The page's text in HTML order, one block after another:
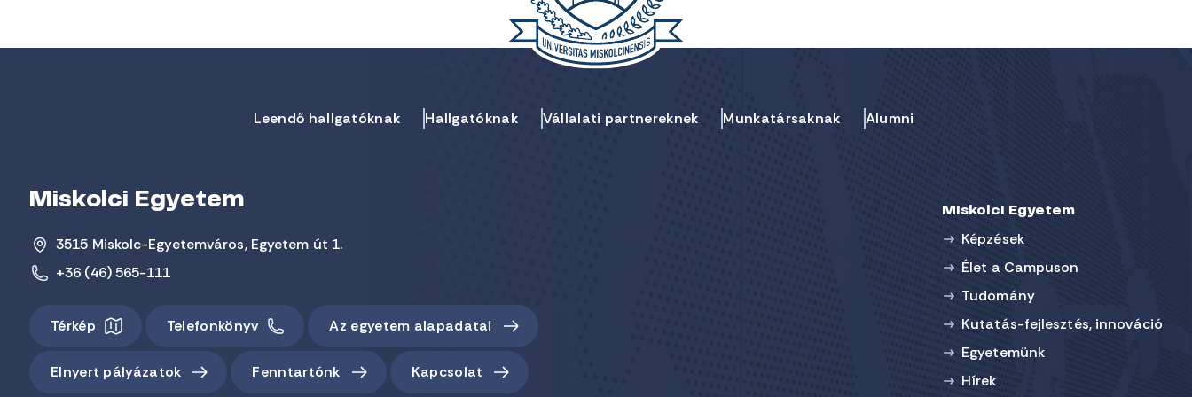
Leendő hallgatóknak Hallgatóknak Vállalati partnereknek Munkatársaknak Alumni
Miskolci Egyetem
3515 Miskolc-Egyetemváros, Egyetem út 1.
+36 (46) 565-111
Térkép Telefonkönyv Az egyetem alapadatai
Elnyert pályázatok Fenntartónk Kapcsolat
Miskolci Egyetem
Képzések
Élet a Campuson
Tudomány
Kutatás-fejlesztés, innováció
Egyetemünk
Hírek